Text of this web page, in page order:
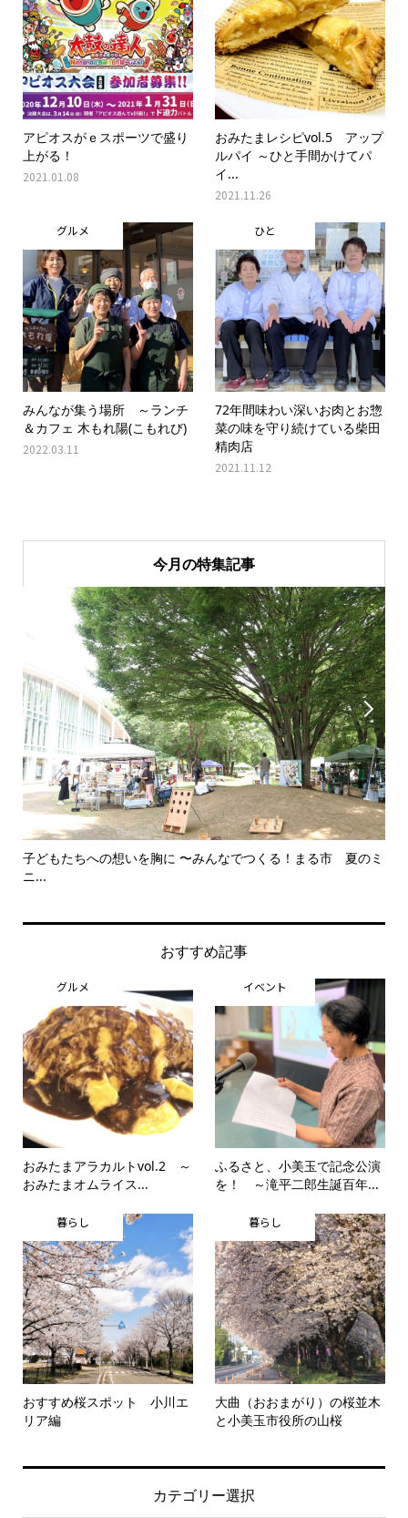
アピオスがｅスポーツで盛り
上がる！
2021.01.08
おみたまレシピvol.5 アップ
ルパイ ～ひと手間かけてパ
イ...
2021.11.26
グルメ
みんなが集う場所 ～ランチ
＆カフェ 木もれ陽(こもれび)
2022.03.11
ひと
72年間味わい深いお肉とお惣
菜の味を守り続けている柴田
精肉店
2021.11.12
今月の特集記事

子どもたちへの想いを胸に 〜みんなでつくる！まる市 夏のミ
ニ...

おすすめ記事
グルメ
おみたまアラカルトvol.2 ～
おみたまオムライス...
イベント
ふるさと、小美玉で記念公演
を！ ～滝平二郎生誕百年...
暮らし
おすすめ桜スポット 小川エ
リア編
暮らし
大曲（おおまがり）の桜並木
と小美玉市役所の山桜
カテゴリー選択